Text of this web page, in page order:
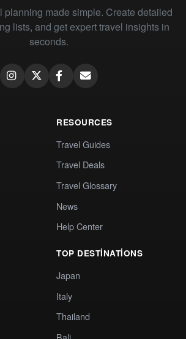
planning made simple. Create detailed
lists, and get expert travel insights in
seconds.
RESOURCES
Travel Guides
Travel Deals
Travel Glossary
News
Help Center
TOP DESTINATIONS
Japan
Italy
Thailand